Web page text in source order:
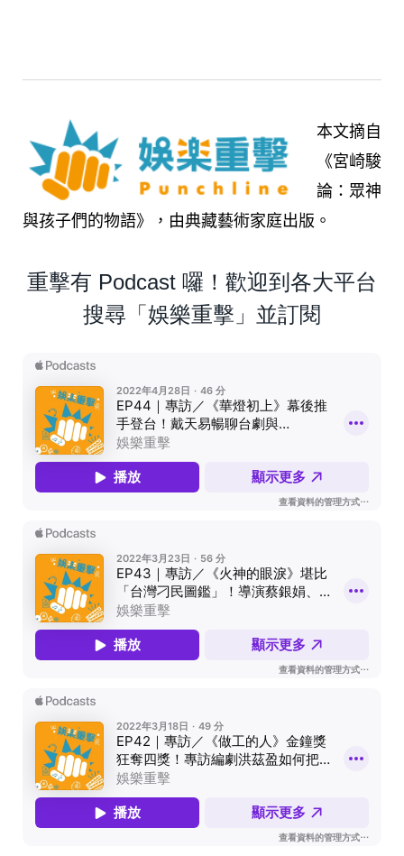
本文摘自
《宮崎駿
論：眾神
與孩子們的物語》，由典藏藝術家庭出版。
重擊有 Podcast 囉！歡迎到各大平台
搜尋「娛樂重擊」並訂閱